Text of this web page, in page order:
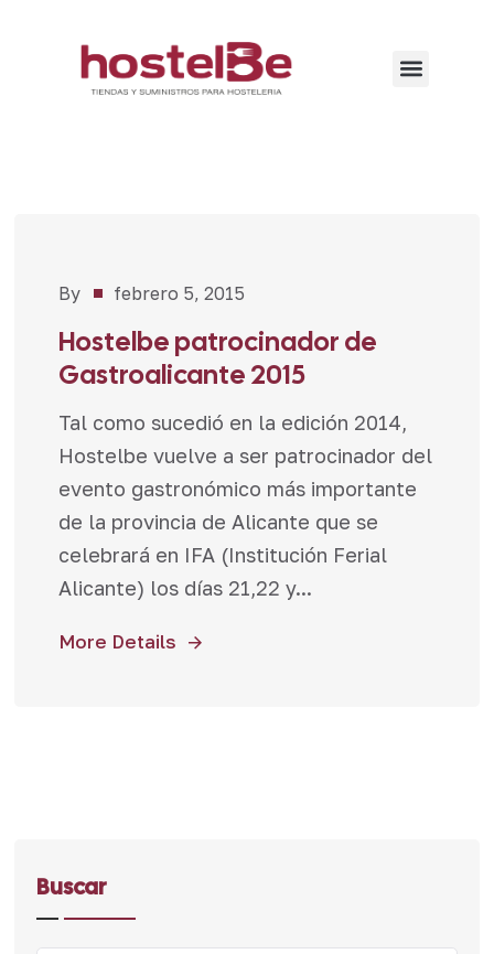
Noticias
By febrero 5, 2015
Hostelbe patrocinador de
Gastroalicante 2015
Tal como sucedió en la edición 2014,
Hostelbe vuelve a ser patrocinador del
evento gastronómico más importante
de la provincia de Alicante que se
celebrará en IFA (Institución Ferial
Alicante) los días 21,22 y...
More Details
Buscar